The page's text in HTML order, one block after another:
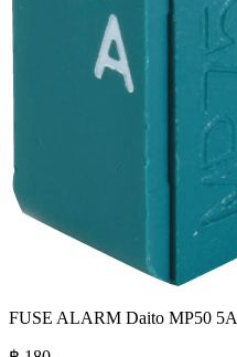
FUSE ALARM Daito MP50 5A